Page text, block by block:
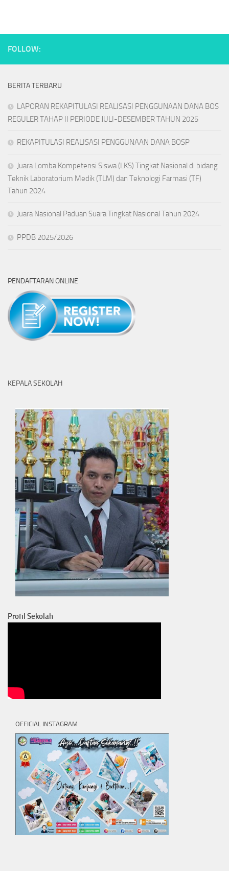
FOLLOW:
BERITA TERBARU
LAPORAN REKAPITULASI REALISASI PENGGUNAAN DANA BOS
REGULER TAHAP II PERIODE JULI-DESEMBER TAHUN 2025
REKAPITULASI REALISASI PENGGUNAAN DANA BOSP
Juara Lomba Kompetensi Siswa (LKS) Tingkat Nasional di bidang
Teknik Laboratorium Medik (TLM) dan Teknologi Farmasi (TF)
Tahun 2024
Juara Nasional Paduan Suara Tingkat Nasional Tahun 2024
PPDB 2025/2026
PENDAFTARAN ONLINE
KEPALA SEKOLAH
Profil Sekolah
OFFICIAL INSTAGRAM